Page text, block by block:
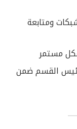
ومتابعة
مستمر
القسم ضمن